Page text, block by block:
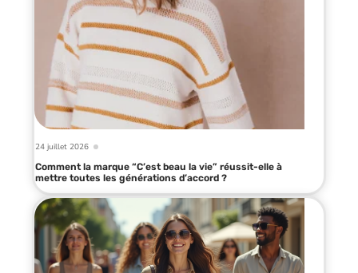
24 juillet 2026
Comment la marque “C’est beau la vie” réussit-elle à
mettre toutes les générations d’accord ?